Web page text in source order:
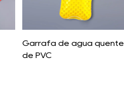
Garrafa de água quente
de PVC